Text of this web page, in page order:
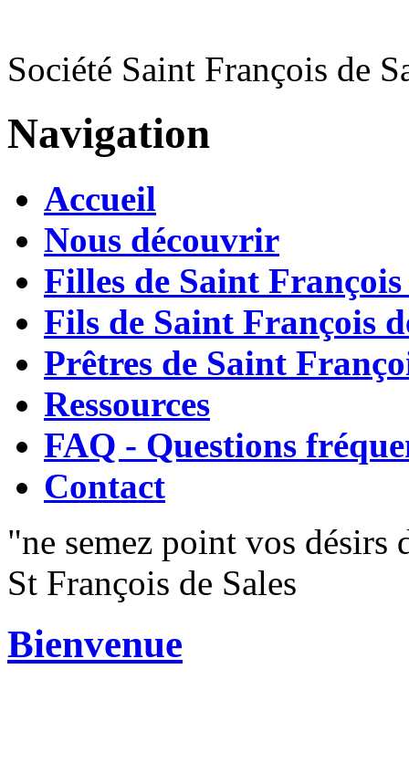
Société Saint François de
Navigation
Accueil
Nous découvrir
Filles de Saint François
Fils de Saint François
Prêtres de Saint
Ressources
FAQ - Questions
Contact
"ne semez point vos désirs
St François de Sales
Bienvenue